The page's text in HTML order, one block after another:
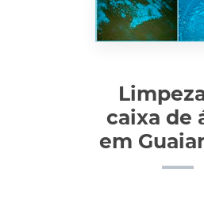
caixa de
em